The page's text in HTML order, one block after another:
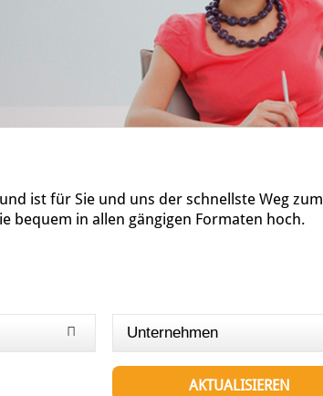
ist für Sie und uns der schnellste Weg zum
bequem in allen gängigen Formaten hoch.
Unternehmen
AKTUALISIEREN